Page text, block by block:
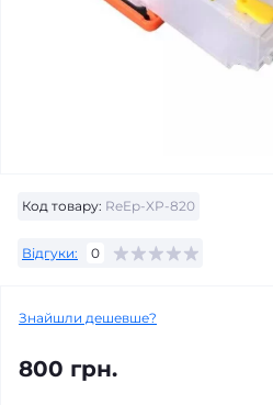
Код товару: ReEp-XP-820
Відгуки: 0
Знайшли дешевше?
800 грн.